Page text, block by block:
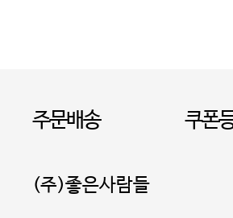
주문배송 쿠폰
(주)좋은사람들